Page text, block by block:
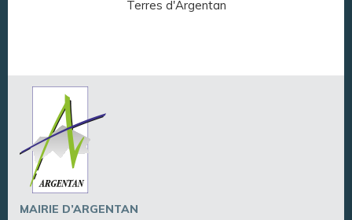
Terres d'Argentan
MAIRIE D’ARGENTAN